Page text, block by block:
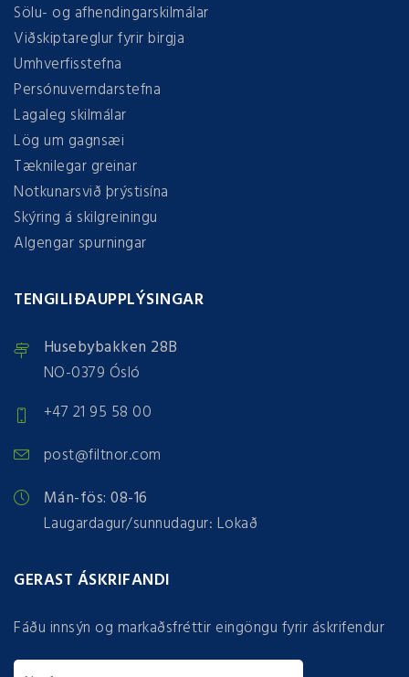
Sölu- og afhendingarskilmálar
Viðskiptareglur fyrir birgja
Umhverfisstefna
Persónuverndarstefna
Lagaleg skilmálar
Lög um gagnsæi
Tæknilegar greinar
Notkunarsvið þrýstisína
Skýring á skilgreiningu
Algengar spurningar
TENGILIÐAUPPLÝSINGAR
Husebybakken 28B
NO-0379 Ósló
+47 21 95 58 00
post@filtnor.com
Mán-fös: 08-16
Laugardagur/sunnudagur: Lokað
GERAST ÁSKRIFANDI
Fáðu innsýn og markaðsfréttir eingöngu fyrir áskrifendur